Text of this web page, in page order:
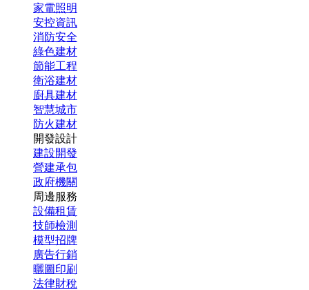
家電照明
安控資訊
消防安全
綠色建材
節能工程
衛浴建材
廚具建材
智慧城市
防火建材
開發設計
建設開發
營建承包
政府機關
周邊服務
設備租賃
技師檢測
模型招牌
廣告行銷
曬圖印刷
法律財稅